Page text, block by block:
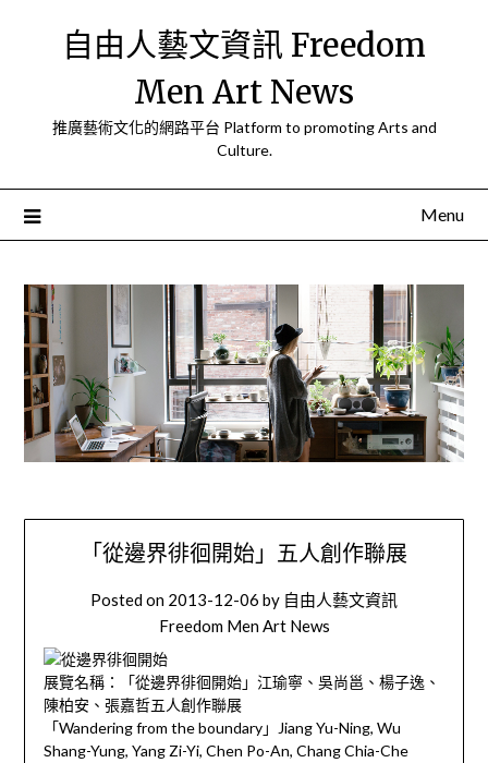
自由人藝文資訊 Freedom
Men Art News
推廣藝術文化的網路平台 Platform to promoting Arts and
Culture.
Menu
「從邊界徘徊開始」五人創作聯展
Posted on 2013-12-06 by 自由人藝文資訊
Freedom Men Art News
展覽名稱：「從邊界徘徊開始」江瑜寧、吳尚邕、楊子逸、
陳柏安、張嘉哲五人創作聯展
「Wandering from the boundary」Jiang Yu-Ning, Wu
Shang-Yung, Yang Zi-Yi, Chen Po-An, Chang Chia-Che